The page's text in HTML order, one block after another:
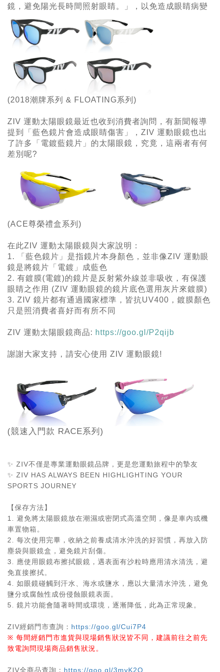
鏡，避免陽光長時間照射眼睛。」，以免造成眼睛病變
(2018潮牌系列 & FLOATING系列)
ZIV 運動太陽眼鏡最近也收到消費者詢問，有新聞報導
提到「藍色鏡片會造成眼睛傷害」，ZIV 運動眼鏡也出
了許多「電鍍藍鏡片」的太陽眼鏡，究竟，這兩者有何
差別呢?
(ACE尊榮禮盒系列)
在此ZIV 運動太陽眼鏡與大家說明：
1. 「藍色鏡片」是指鏡片本身顏色，並非像ZIV 運動眼
鏡是將鏡片「電鍍」成藍色
2. 有鍍膜(電鍍)的鏡片是反射紫外線並非吸收，有保護
眼睛之作用 (ZIV 運動眼鏡的鏡片底色選用灰片來鍍膜)
3. ZIV 鏡片都有通過國家標準，皆抗UV400，鍍膜顏色
只是照消費者喜好而有所不同
ZIV 運動太陽眼鏡商品: https://goo.gl/P2qijb
謝謝大家支持，請安心使用 ZIV 運動眼鏡!
(競速入門款 RACE系列)
✨ ZIV不僅是專業運動眼鏡品牌，更是您運動旅程中的摯友
✨ ZIV HAS ALWAYS BEEN HIGHLIGHTING YOUR
SPORTS JOURNEY
【保存方法】
1. 避免將太陽眼鏡放在潮濕或密閉式高溫空間，像是車內或機
車置物箱。
2. 每次使用完畢，收納之前養成清水沖洗的好習慣，再放入防
塵袋與眼鏡盒，避免鏡片刮傷。
3.
應使用眼鏡布擦拭眼鏡，遇表面有沙粒時應用清水清洗，避
免直接擦拭。
4. 如眼鏡碰觸到汗水、海水或鹽水，應以大量清水沖洗，避免
鹽分或腐蝕性成份侵蝕眼鏡表面。
5. 鏡片功能會隨著時間或環境，逐漸降低，此為正常現象。
ZIV經銷門市查詢： https://goo.gl/Cui7P4
※ 每間經銷門市進貨與現場銷售狀況皆不同，建議前往之前先
致電詢問現場商品銷售狀況。
ZIV全商品查詢： https://goo.gl/3myK2Q